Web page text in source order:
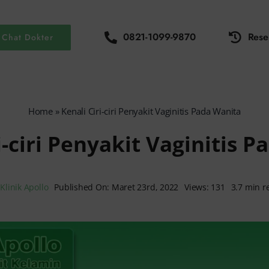
Chat Dokter 0821-1099-9870
Home » Kenali Ciri-ciri Penyakit Vaginitis Pada Wanita
ciri Penyakit Vaginitis
Klinik Apollo Published On: Maret 23rd, 2022 Views: 131 3.7 min